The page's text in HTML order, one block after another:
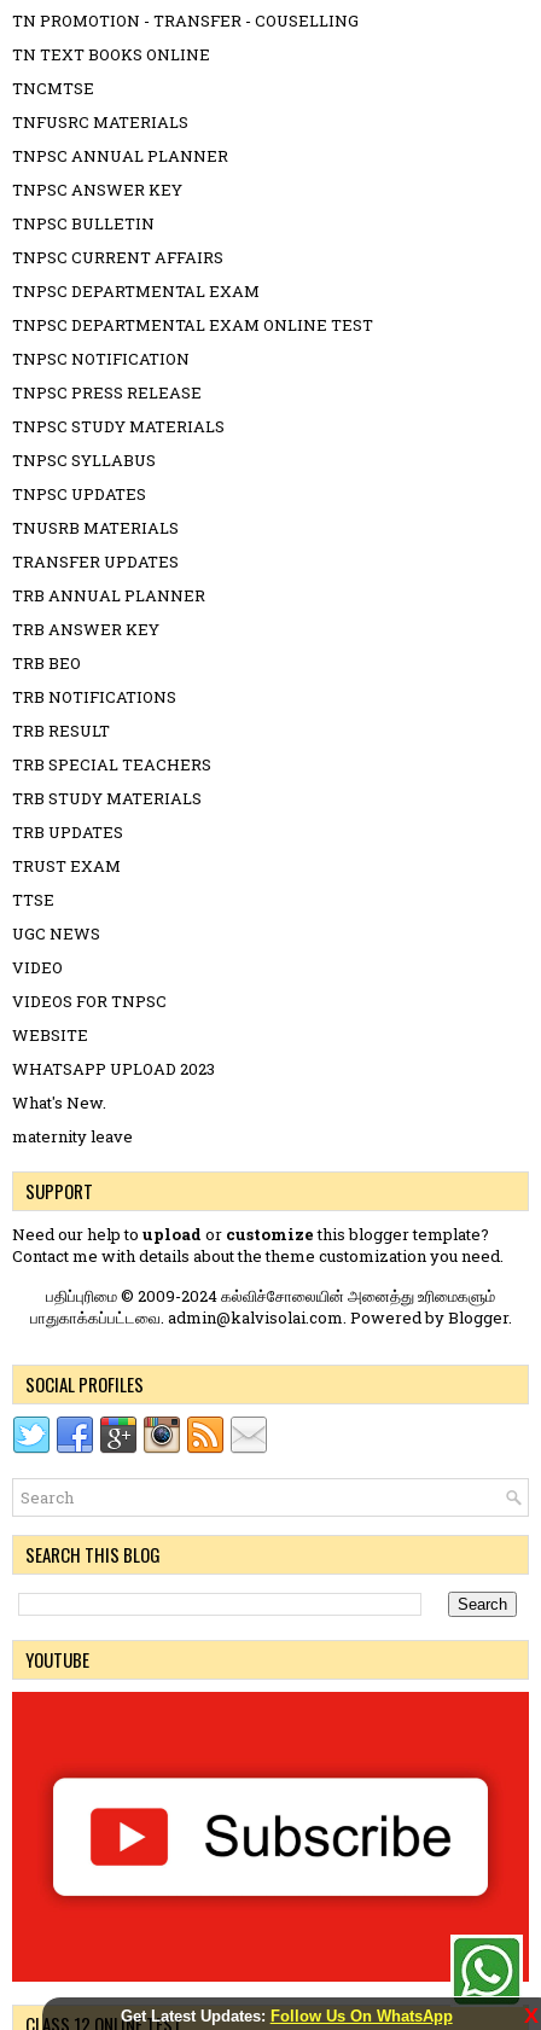
Get Latest Updates: Follow Us On WhatsApp X
TN PROMOTION - TRANSFER - COUSELLING
TN TEXT BOOKS ONLINE
TNCMTSE
TNFUSRC MATERIALS
TNPSC ANNUAL PLANNER
TNPSC ANSWER KEY
TNPSC BULLETIN
TNPSC CURRENT AFFAIRS
TNPSC DEPARTMENTAL EXAM
TNPSC DEPARTMENTAL EXAM ONLINE TEST
TNPSC NOTIFICATION
TNPSC PRESS RELEASE
TNPSC STUDY MATERIALS
TNPSC SYLLABUS
TNPSC UPDATES
TNUSRB MATERIALS
TRANSFER UPDATES
TRB ANNUAL PLANNER
TRB ANSWER KEY
TRB BEO
TRB NOTIFICATIONS
TRB RESULT
TRB SPECIAL TEACHERS
TRB STUDY MATERIALS
TRB UPDATES
TRUST EXAM
TTSE
UGC NEWS
VIDEO
VIDEOS FOR TNPSC
WEBSITE
WHATSAPP UPLOAD 2023
What's New.
maternity leave
SUPPORT
Need our help to upload or customizethis blogger template?
Contact me with details about the theme customization you need.
பதிப்புரிமை © 2009-2024 கல்விச்சோலையின் அனைத்து உரிமைகளும்
பாதுகாக்கப்பட்டவை. admin@kalvisolai.com. Powered byBlogger.
SOCIAL PROFILES
SEARCH THIS BLOG
YOUTUBE
CLASS 12 ONLINE TEST